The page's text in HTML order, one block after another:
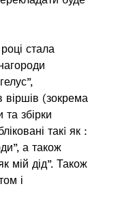
стала
віршів (зокрема
збірки
такi як :
а також
мій дід”. Також
і